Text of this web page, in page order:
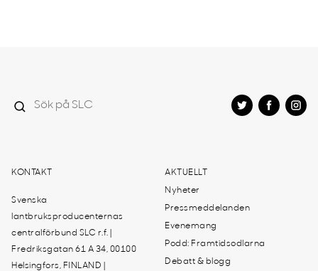
KONTAKT
Svenska
lantbruksproducenternas
centralförbund SLC r.f. |
Fredriksgatan 61 A 34, 00100
Helsingfors, FINLAND |
AKTUELLT
Nyheter
Pressmeddelanden
Evenemang
Podd: Framtidsodlarna
Debatt & blogg